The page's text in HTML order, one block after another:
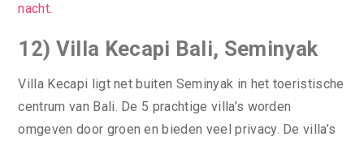
nacht.
12) Villa Kecapi Bali, Seminyak
Villa Kecapi ligt net buiten Seminyak in het toeristische
centrum van Bali. De 5 prachtige villa’s worden
omgeven door groen en bieden veel privacy. De villa’s